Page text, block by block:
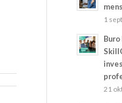
1
21